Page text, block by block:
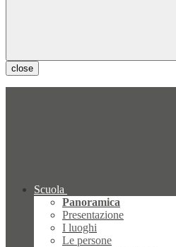
close
Scuola
Panoramica
Presentazione
I luoghi
Le persone